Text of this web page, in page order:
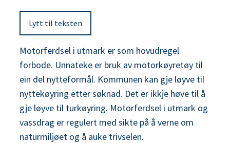
o
m
m
u
n
e
Lytt til teksten
Motorferdsel i utmark er som hovudregel
forbode. Unnateke er bruk av motorkøyretøy til
ein del nytteformål. Kommunen kan gje løyve til
nyttekøyring etter søknad. Det er ikkje høve til å
gje løyve til turkøyring. Motorferdsel i utmark og
vassdrag er regulert med sikte på å verne om
naturmiljøet og å auke trivselen.